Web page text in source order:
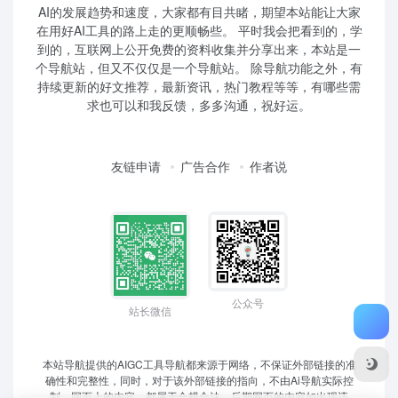
AI的发展趋势和速度，大家都有目共睹，期望本站能让大家
在用好AI工具的路上走的更顺畅些。 平时我会把看到的，学
到的，互联网上公开免费的资料收集并分享出来，本站是一
个导航站，但又不仅仅是一个导航站。 除导航功能之外，有
持续更新的好文推荐，最新资讯，热门教程等等，有哪些需
求也可以和我反馈，多多沟通，祝好运。
友链申请 广告合作 作者说
站长微信
公众号
本站导航提供的AIGC工具导航都来源于网络，不保证外部链接的准
确性和完整性，同时，对于该外部链接的指向，不由Ai导航实际控